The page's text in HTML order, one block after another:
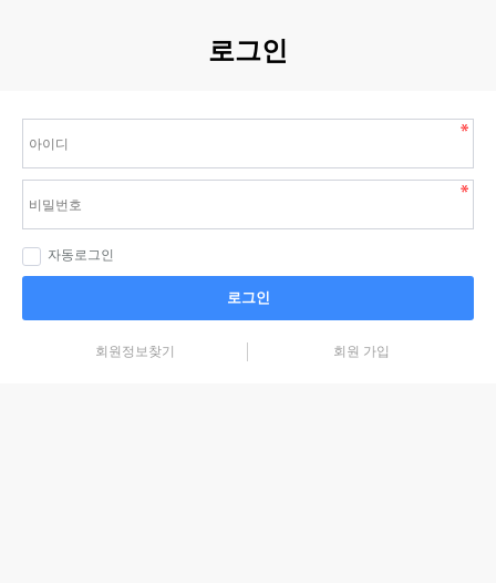
로그인
자동로그인
로그인
회원정보찾기 회원 가입